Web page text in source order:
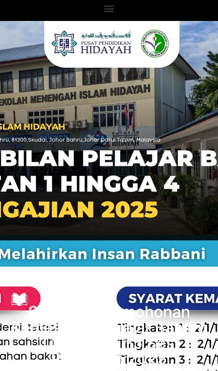
SMIHBP: Permohonan
Kemasukan Pelajar Baharu
Tingkatan 1-5 Sesi
Pengajian 2025